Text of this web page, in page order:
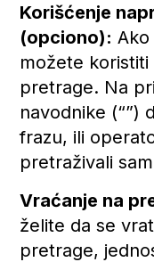
Korišćenje
(opciono):
možete
pretrage. Na
navodnike (“”)
frazu, ili
pretraživali
Vraćanje na
želite da se
pretrage,